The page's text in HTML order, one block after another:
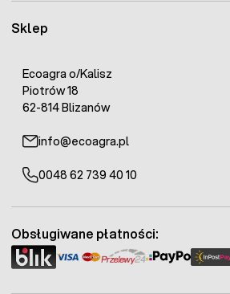
Sklep
Ecoagra o/Kalisz
Piotrów 18
62-814 Blizanów
info@ecoagra.pl
0048 62 739 40 10
Obsługiwane płatności: